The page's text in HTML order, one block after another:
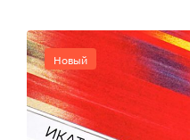
Новый